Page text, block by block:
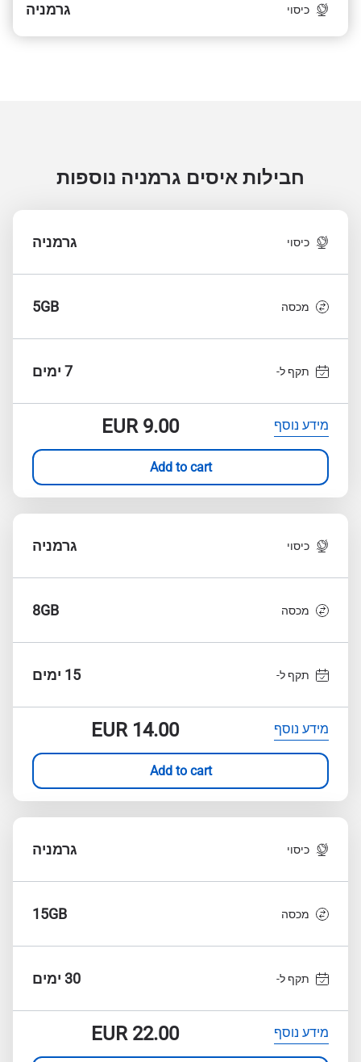
כיסוי גרמניה
חבילות איסים גרמניה נוספות
כיסוי גרמניה
מכסה 5GB
תקף ל- 7 ימים
מידע נוסף EUR9.00
Add to cart
כיסוי גרמניה
מכסה 8GB
תקף ל- 15 ימים
מידע נוסף EUR14.00
Add to cart
כיסוי גרמניה
מכסה 15GB
תקף ל- 30 ימים
מידע נוסף EUR22.00